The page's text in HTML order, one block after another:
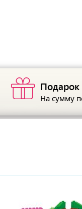
Подарок
На сумму